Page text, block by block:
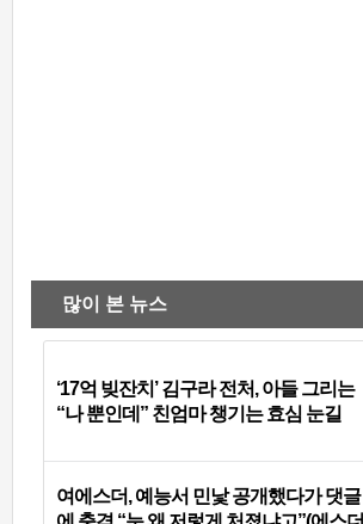
많이 본 뉴스
‘17억 빚잔치’ 김구라 전처, 아들 그리는
“나 뿐인데” 친엄마 챙기는 효심 눈길
여에스더, 예능서 민낯 공개했다가 댓글